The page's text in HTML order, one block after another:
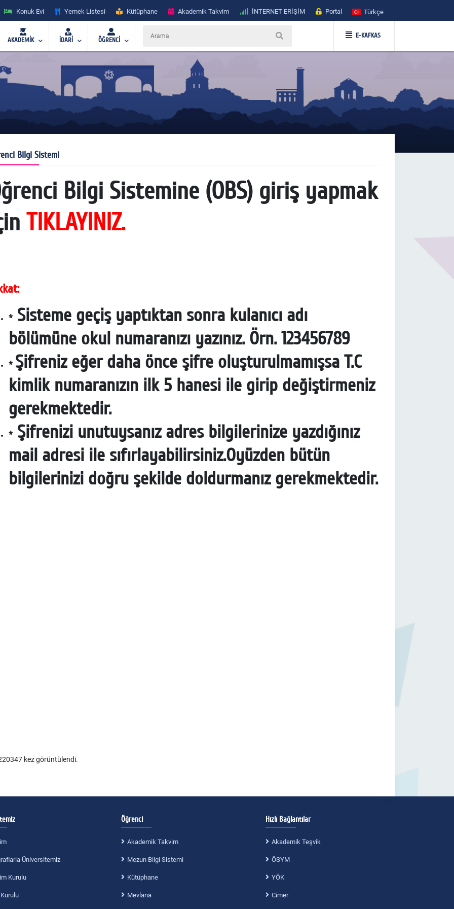
Konuk Evi Yemek Listesi Kütüphane Akademik Takvim İNTERNET ERİŞİM Portal Türkçe
AKADEMİK İDARİ ÖĞRENCİ
E-KAFKAS
Bilgi Sistemi
Bilgi Sistemine (OBS) giriş yapmak
TIKLAYINIZ.
*Sisteme geçiş yaptıktan sonra kulanıcı adı
bölümüne okul numaranızı yazınız. Örn. 123456789
* Şifreniz eğer daha önce şifre oluşturulmamışsa T.C
kimlik numaranızın ilk 5 hanesi ile girip değiştirmeniz
gerekmektedir.
*Şifrenizi unutuysanız adres bilgilerinize yazdığınız
mail adresi ile sıfırlayabilirsiniz.Oyüzden bütün
bilgilerinizi doğru şekilde doldurmanız gerekmektedir.
kez görüntülendi.
Üniversitemiz
Kurulu
Öğrenci
Akademik Takvim
Mezun Bilgi Sistemi
Kütüphane
Mevlana
Hızlı Bağlantılar
Akademik Teşvik
ÖSYM
YÖK
Cimer